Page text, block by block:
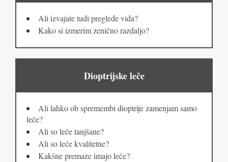
Ali izvajate tudi preglede vida?
Kako si izmerim zenično razdaljo?
Dioptrijske leče
Ali lahko ob spremembi dioptrije zamenjam samo
leče?
Ali so leče tanjšane?
Ali so leče kvalitetne?
Kakšne premaze imajo leče?